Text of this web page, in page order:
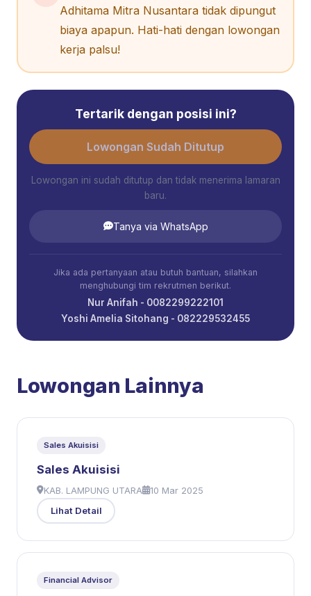
Adhitama Mitra Nusantara tidak dipungut
biaya apapun. Hati-hati dengan lowongan
kerja palsu!
Tertarik dengan posisi ini?
Lowongan Sudah Ditutup
Lowongan ini sudah ditutup dan tidak menerima lamaran
baru.
Tanya via WhatsApp
Jika ada pertanyaan atau butuh bantuan, silahkan
menghubungi tim rekrutmen berikut.
Nur Anifah - 0082299222101
Yoshi Amelia Sitohang - 082229532455
Lowongan Lainnya
Sales Akuisisi
Sales Akuisisi
KAB. LAMPUNG UTARA 10 Mar 2025
Lihat Detail
Financial Advisor